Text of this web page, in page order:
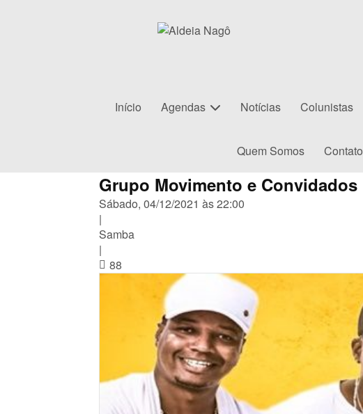
Início Agendas Notícias Colunistas
Quem Somos Contato
Grupo Movimento e Convidados
Sábado, 04/12/2021 às 22:00
|
Samba
|
88